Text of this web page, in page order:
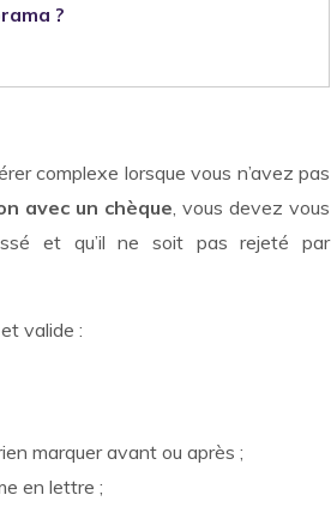
?
complexe lorsque vous n’avez pas
avec un chèque , vous devez vous
et qu’il ne soit pas rejeté par
valide :
marquer avant ou après ;
en lettre ;